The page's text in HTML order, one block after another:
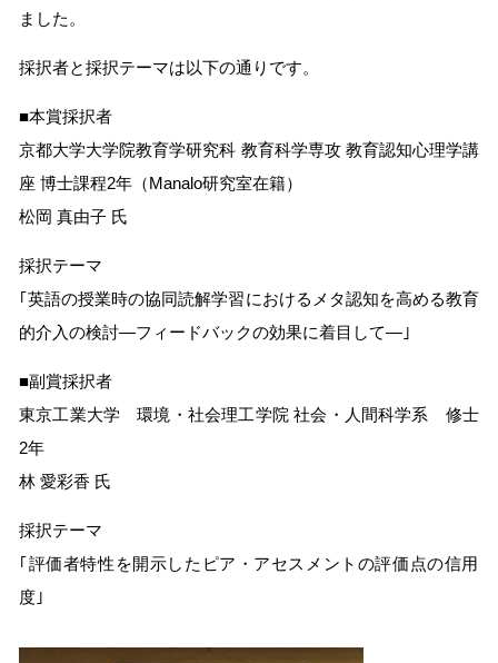
ました。
採択者と採択テーマは以下の通りです。
■本賞採択者
京都大学大学院教育学研究科 教育科学専攻 教育認知心理学講
座 博士課程2年（Manalo研究室在籍）
松岡 真由子 氏
採択テーマ
｢英語の授業時の協同読解学習におけるメタ認知を高める教育
的介入の検討―フィードバックの効果に着目して―｣
■副賞採択者
東京工業大学 環境・社会理工学院 社会・人間科学系 修士
2年
林 愛彩香 氏
採択テーマ
｢評価者特性を開示したピア・アセスメントの評価点の信用
度｣